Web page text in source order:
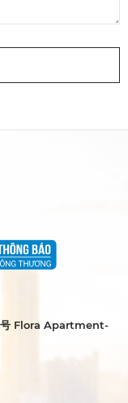
号 Flora Apartment-